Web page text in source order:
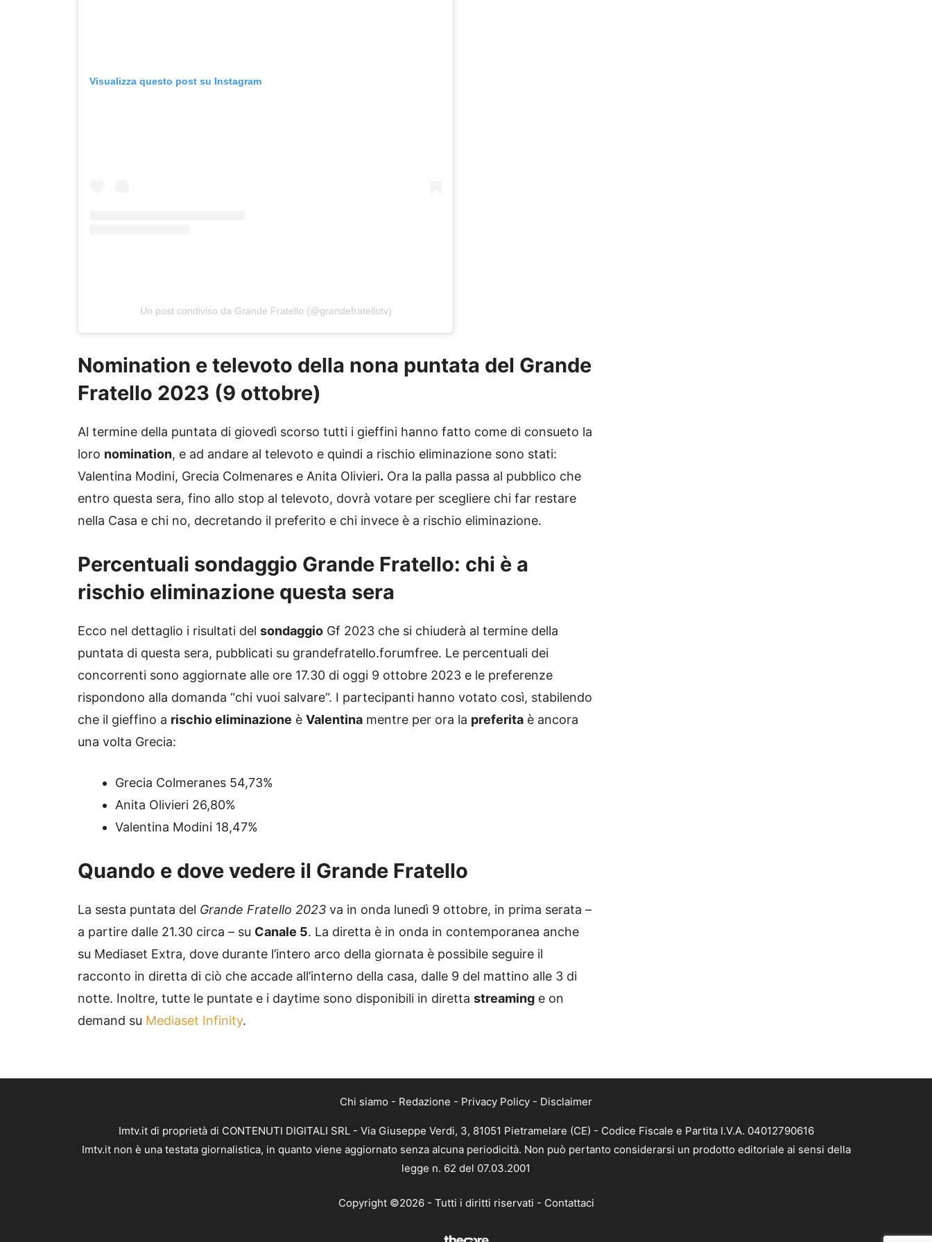
Visualizza questo post su Instagram
Un post condiviso da Grande Fratello (@grandefratellotv)
Nomination e televoto della nona puntata del Grande
Fratello 2023 (9 ottobre)
Al termine della puntata di giovedì scorso tutti i gieffini hanno fatto come di consueto la
loro nomination, e ad andare al televoto e quindi a rischio eliminazione sono stati:
Valentina Modini, Grecia Colmenares e Anita Olivieri. Ora la palla passa al pubblico che
entro questa sera, fino allo stop al televoto, dovrà votare per scegliere chi far restare
nella Casa e chi no, decretando il preferito e chi invece è a rischio eliminazione.
Percentuali sondaggio Grande Fratello: chi è a
rischio eliminazione questa sera
Ecco nel dettaglio i risultati del sondaggio Gf 2023 che si chiuderà al termine della
puntata di questa sera, pubblicati su grandefratello.forumfree. Le percentuali dei
concorrenti sono aggiornate alle ore 17.30 di oggi 9 ottobre 2023 e le preferenze
rispondono alla domanda “chi vuoi salvare“. I partecipanti hanno votato così, stabilendo
che il gieffino a rischio eliminazione è Valentina mentre per ora la preferita è ancora
una volta Grecia:
Grecia Colmeranes 54,73%
Anita Olivieri 26,80%
Valentina Modini 18,47%
Quando e dove vedere il Grande Fratello
La sesta puntata del Grande Fratello 2023 va in onda lunedì 9 ottobre, in prima serata –
a partire dalle 21.30 circa – su Canale 5. La diretta è in onda in contemporanea anche
su Mediaset Extra, dove durante l’intero arco della giornata è possibile seguire il
racconto in diretta di ciò che accade all’interno della casa, dalle 9 del mattino alle 3 di
notte. Inoltre, tutte le puntate e i daytime sono disponibili in diretta streaming e on
demand su Mediaset Infinity.
Chi siamo - Redazione - Privacy Policy - Disclaimer
Imtv.it di proprietà di CONTENUTI DIGITALI SRL - Via Giuseppe Verdi, 3, 81051 Pietramelare (CE) - Codice Fiscale e Partita I.V.A. 04012790616
Imtv.it non è una testata giornalistica, in quanto viene aggiornato senza alcuna periodicità. Non può pertanto considerarsi un prodotto editoriale ai sensi della
legge n. 62 del 07.03.2001
Copyright ©2026 - Tutti i diritti riservati - Contattaci